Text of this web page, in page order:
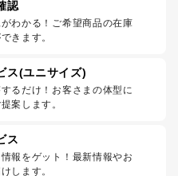
認
わかる！ご希望商品の在庫
きます。
ス(ユニサイズ)
るだけ！お客さまの体型に
案します。
ス
報をゲット！最新情報やお
します。